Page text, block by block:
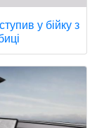
у бійку з